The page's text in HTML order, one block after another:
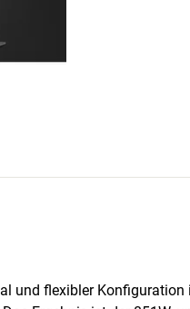
und flexibler